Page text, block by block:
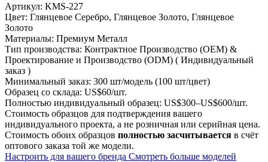
Артикул: KMS-227
Цвет: Глянцевое Серебро, Глянцевое Золото, Глянцевое
Золото
Материалы: Премиум Металл
Тип производства: Контрактное Производство (OEM) &
Проектирование и Производство (ODM) ( Индивидуальный
заказ )
Минимальный заказ: 300 шт/модель (100 шт/цвет)
Образец со склада: US$60/шт.
Полностью индивидуальный образец: US$300–US$600/шт.
Стоимость образцов для подтверждения вашего
индивидуального проекта, а не розничная или серийная цена.
Стоимость обоих образцов полностью засчитывается в счёт
оптового заказа той же модели.
Настроить для вашего бренда Смотреть больше моделей